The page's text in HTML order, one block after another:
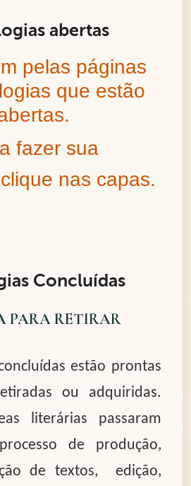
abertas
pelas páginas
que estão
fazer sua
nas capas.
Concluídas
PARA RETIRAR
estão prontas
ou adquiridas.
literárias passaram
de produção,
de textos, edição,